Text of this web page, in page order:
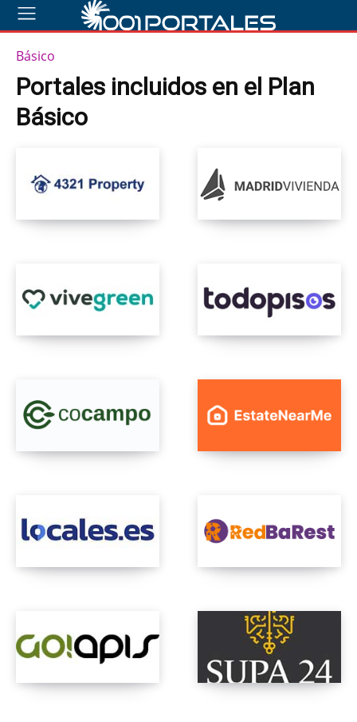
Básico
Portales incluidos en el Plan
Básico